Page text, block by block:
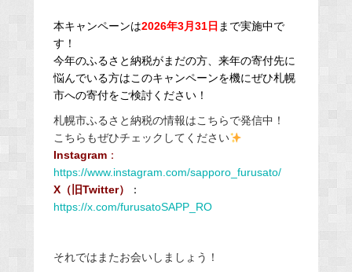
本キャンペーンは2026年3月31日 まで実施中で
す！
今年のふるさと納税がまだの方、来年の寄付先に
悩んでいる方はこのキャンペーンを機にぜひ札幌
市への寄付をご検討ください！
札幌市ふるさと納税の情報はこちらで発信中！
こちらもぜひチェックしてください
Instagram：
https://www.instagram.com/sapporo_furusato/
X（旧Twitter）
：
https://x.com/furusatoSAPP_RO
それではまたお会いしましょう！